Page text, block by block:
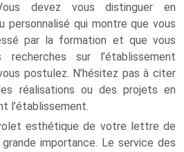
devez vous distinguer en
personnalisé qui montre que vous
par la formation et que vous
sur l’établissement
postulez. N’hésitez pas à citer
réalisations ou des projets en
l’établissement.
esthétique de votre lettre de
importance. Le service des